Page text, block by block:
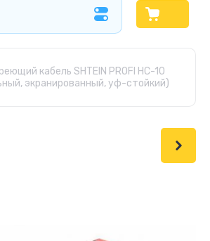
кабель SHTEIN PROFI HC-10
экранированный, уф-стойкий)